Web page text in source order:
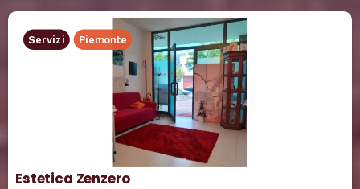
Servizi Piemonte
Estetica Zenzero